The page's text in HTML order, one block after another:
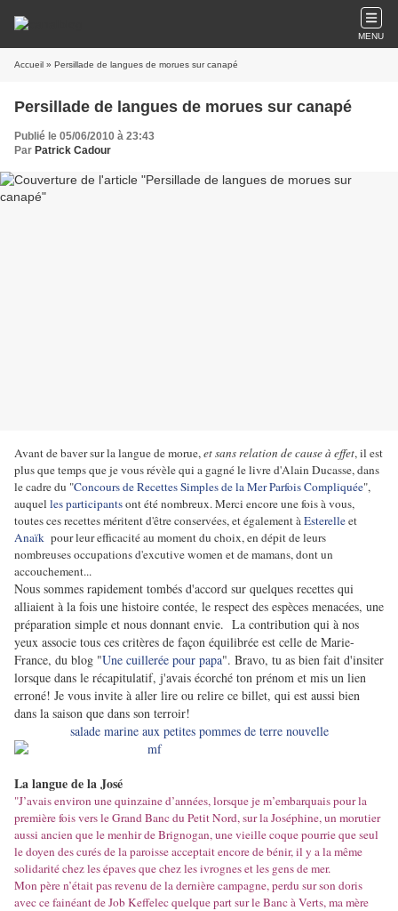
MENU
Accueil » Persillade de langues de morues sur canapé
Persillade de langues de morues sur canapé
Publié le 05/06/2010 à 23:43
Par Patrick Cadour
Avant de baver sur la langue de morue,et sans relation de cause à effet, il est
plus que temps que je vous révèle qui a gagné le livre d'Alain Ducasse, dans
le cadre du "Concours de Recettes Simples de la Mer Parfois Compliquée",
auquel les participantsont été nombreux. Merci encore une fois à vous,
toutes ces recettes méritent d'être conservées, et également àEsterelleet
Anaïk pour leur efficacité au moment du choix, en dépit de leurs
nombreuses occupations d'excutive women et de mamans, dont un
accouchement...
Nous sommes rapidement tombés d'accord sur quelques recettes qui
alliaient à la fois une histoire contée, le respect des espèces menacées, une
préparation simple et nous donnant envie. La contribution qui à nos
yeux associe tous ces critères de façon équilibrée est celle de Marie-
France, du blog "Une cuillerée pour papa". Bravo, tu as bien fait d'insiter
lorsque dans le récapitulatif, j'avais écorché ton prénom et mis un lien
erroné! Je vous invite à aller lire ou relire ce billet, qui est aussi bien
dans la saison que dans son terroir!
salade marine aux petites pommes de terre nouvelle
La langue de la José
"J’avais environ une quinzaine d’années, lorsque je m’embarquais pour la
première fois vers le Grand Banc du Petit Nord, sur la Joséphine, un morutier
aussi ancien que le menhir de Brignogan, une vieille coque pourrie que seul
le doyen des curés de la paroisse acceptait encore de bénir, il y a la même
solidarité chez les épaves que chez les ivrognes et les gens de mer.
Mon père n’était pas revenu de la dernière campagne, perdu sur son doris
avec ce fainéant de Job Keffelec quelque part sur le Banc à Verts, ma mère